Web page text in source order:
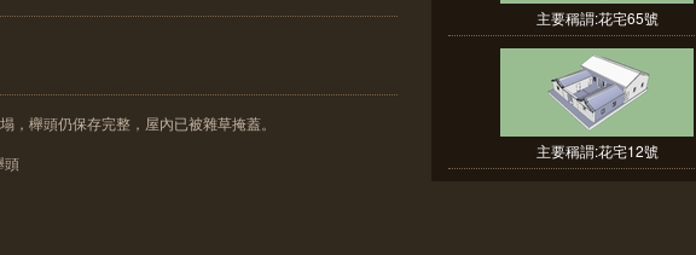
，櫸頭仍保存完整，屋內已被雜草掩蓋。
頭
主要稱謂:花宅65號
主要稱謂:花宅12號